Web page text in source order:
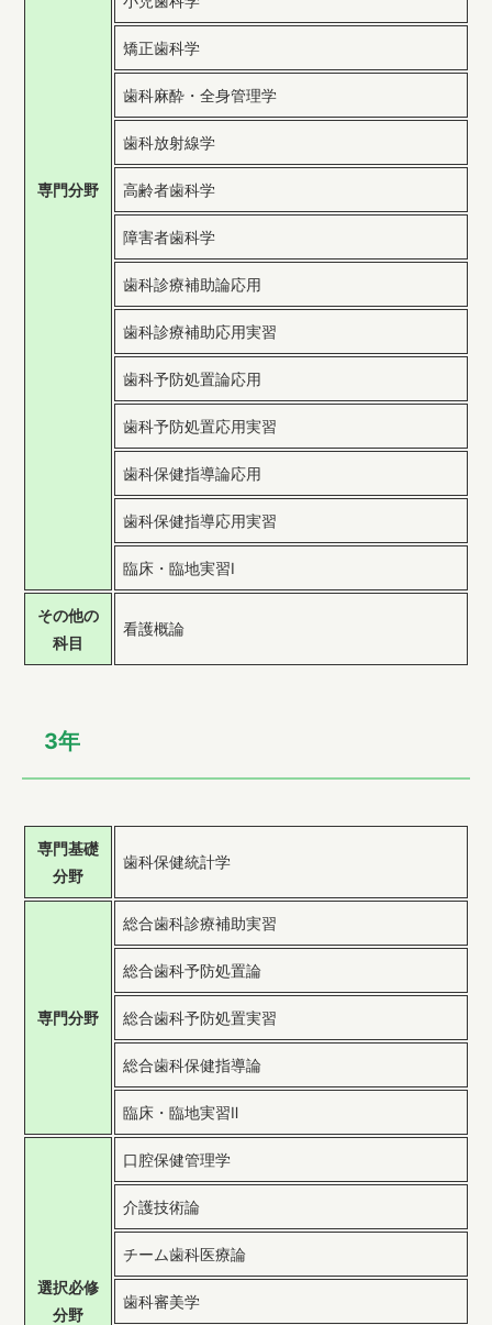
専門分野
矯正歯科学
歯科麻酔・全身管理学
歯科放射線学
高齢者歯科学
障害者歯科学
歯科診療補助論応用
歯科診療補助応用実習
歯科予防処置論応用
歯科予防処置応用実習
歯科保健指導論応用
歯科保健指導応用実習
臨床・臨地実習Ⅰ
その他の
科目
看護概論
3年
専門基礎
分野
歯科保健統計学
専門分野
総合歯科診療補助実習
総合歯科予防処置論
総合歯科予防処置実習
総合歯科保健指導論
臨床・臨地実習Ⅱ
選択必修
分野
口腔保健管理学
介護技術論
チーム歯科医療論
歯科審美学